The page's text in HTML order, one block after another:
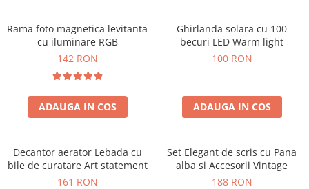
Cel ce are tot
Cadouri Nunta si Cununie civila
Rama foto magnetica levitanta
cu iluminare RGB
142 RON
ADAUGA IN COS
Ghirlanda solara cu 100
becuri LED Warm light
100 RON
ADAUGA IN COS
Decantor aerator Lebada cu
bile de curatare Art statement
161 RON
Set Elegant de scris cu Pana
alba si Accesorii Vintage
188 RON